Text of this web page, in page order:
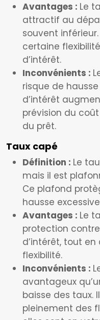
Avantages : Le
attractif au
souvent
certaine
d’intérêt.
Inconvénients :
risque de
d’intérêt
prévision du
du prêt.
Taux capé
Définition : Le
mais il est
Ce plafond
hausse
Avantages : Le
protection
d’intérêt, tout
flexibilité.
Inconvénients :
avantageux
baisse des taux.
pleinement des